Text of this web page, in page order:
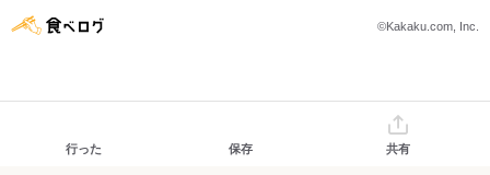
©Kakaku.com, Inc.
行った 保存 共有